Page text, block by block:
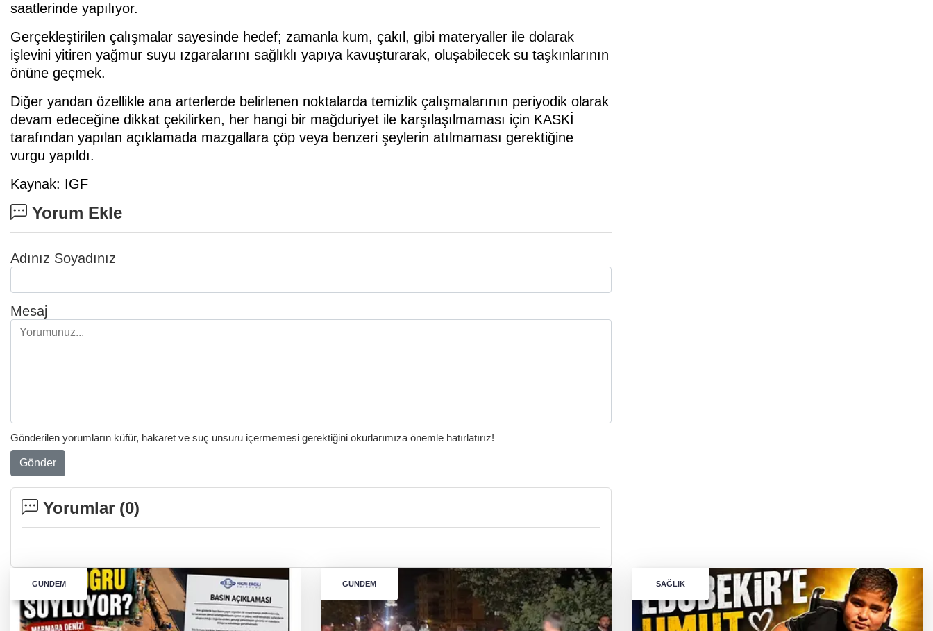
saatlerinde yapılıyor.
Gerçekleştirilen çalışmalar sayesinde hedef; zamanla kum, çakıl, gibi materyaller ile dolarak
işlevini yitiren yağmur suyu ızgaralarını sağlıklı yapıya kavuşturarak, oluşabilecek su taşkınlarının
önüne geçmek.
Diğer yandan özellikle ana arterlerde belirlenen noktalarda temizlik çalışmalarının periyodik olarak
devam edeceğine dikkat çekilirken, her hangi bir mağduriyet ile karşılaşılmaması için KASKİ
tarafından yapılan açıklamada mazgallara çöp veya benzeri şeylerin atılmaması gerektiğine
vurgu yapıldı.
Kaynak: IGF
Yorum Ekle
Adınız Soyadınız
Mesaj
Gönderilen yorumların küfür, hakaret ve suç unsuru içermemesi gerektiğini okurlarımıza önemle hatırlatırız!
Gönder
Yorumlar (0)
GÜNDEM GÜNDEM SAĞLIK